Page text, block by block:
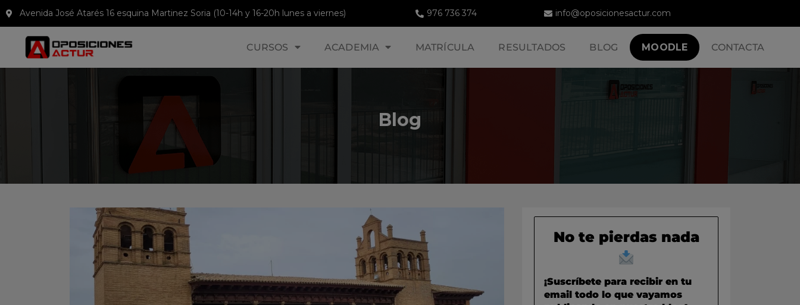
Avenida José Atarés 16 esquina Martinez Soria (10-14h y 16-20h lunes a viernes) 976 736 374 info@oposicionesactur.com
CURSOS ACADEMIA MATRÍCULA RESULTADOS BLOG MOODLE CONTACTA
Blog
No te pierdas nada
¡Suscríbete para recibir en tu
email todo lo que vayamos